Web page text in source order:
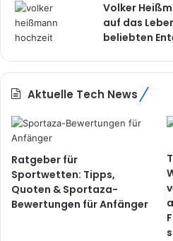
Volker
auf das
beliebten
Aktuelle Tech News
Ratgeber für
Sportwetten: Tipps,
Quoten & Sportaza-
Bewertungen für Anfänger